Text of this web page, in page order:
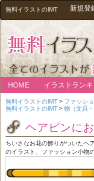
無料イラストのIMT 新規登
HOME イラストラン
無料イラストのIMT > ファッシ
無料イラストのIMT > 物（文具
ヘアピンに
ちいさなお花の飾りがついたヘ
のイラスト、ファッション小物